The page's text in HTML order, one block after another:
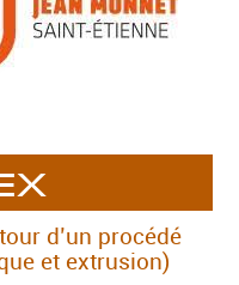
d’un procédé
et extrusion)